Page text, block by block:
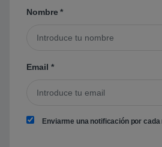
Nombre*
Email *
Enviarme una notificación por